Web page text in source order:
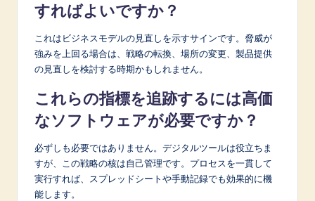
すればよいですか？
これはビジネスモデルの見直しを示すサインです。脅威が
強みを上回る場合は、戦略の転換、場所の変更、製品提供
の見直しを検討する時期かもしれません。
これらの指標を追跡するには高価
なソフトウェアが必要ですか？
必ずしも必要ではありません。デジタルツールは役立ちま
すが、この戦略の核は自己管理です。プロセスを一貫して
実行すれば、スプレッドシートや手動記録でも効果的に機
能します。